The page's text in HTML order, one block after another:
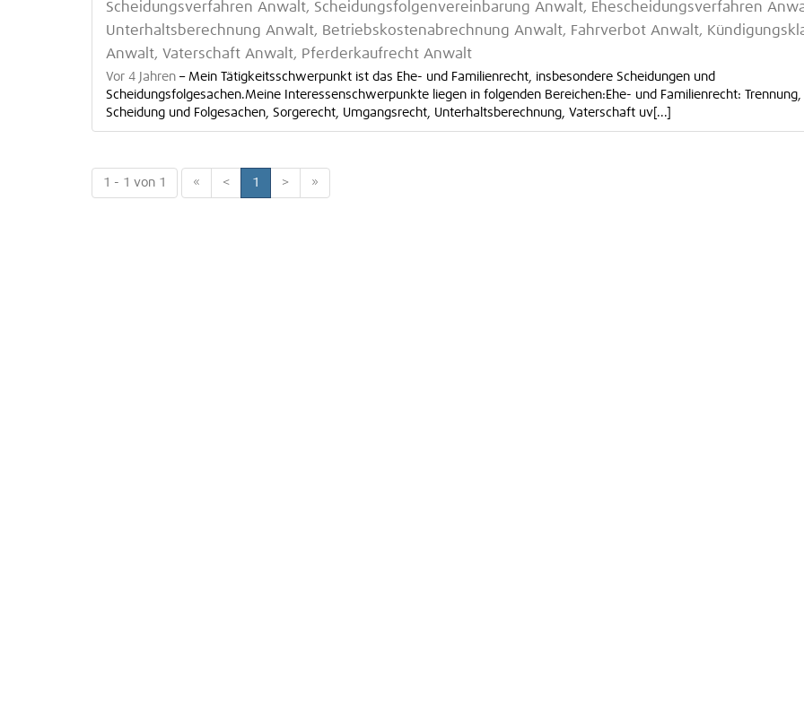
Scheidungsverfahren Anwalt, Scheidungsfolgenvereinbarung Anwalt, Ehescheidungsverfahren
Unterhaltsberechnung Anwalt, Betriebskostenabrechnung Anwalt, Fahrverbot Anwalt,
Anwalt, Vaterschaft Anwalt, Pferderkaufrecht Anwalt
Vor 4 Jahren – Mein Tätigkeitsschwerpunkt ist das Ehe- und Familienrecht, insbesondere Scheidungen und
Scheidungsfolgesachen.Meine Interessenschwerpunkte liegen in folgenden Bereichen:Ehe- und Familienrecht: Trennung,
Scheidung und Folgesachen, Sorgerecht, Umgangsrecht, Unterhaltsberechnung, Vaterschaft uv[...]
1 - 1 von 1 « < 1 > »